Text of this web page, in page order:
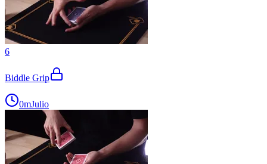
6
Biddle Grip
0mJulio